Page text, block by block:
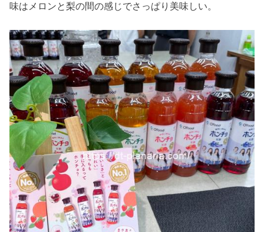
味はメロンと梨の間の感じでさっぱり美味しい。